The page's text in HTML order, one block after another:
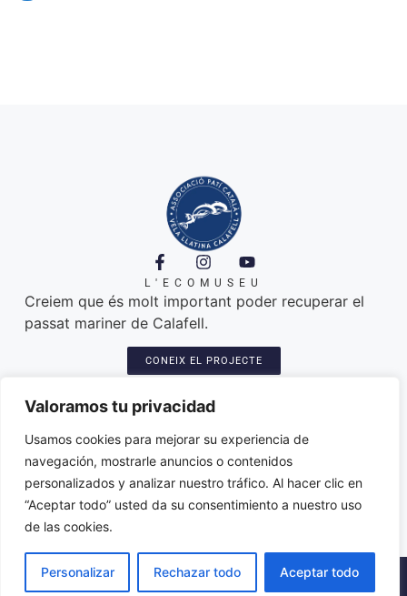
Valoramos tu privacidad
Usamos cookies para mejorar su experiencia de
navegación, mostrarle anuncios o contenidos
personalizados y analizar nuestro tráfico. Al hacer clic en
“Aceptar todo” usted da su consentimiento a nuestro uso
de las cookies.
Personalizar Rechazar todo Aceptar todo
L'ECOMUSEU
Creiem que és molt important poder recuperar el
passat mariner de Calafell.
CONEIX EL PROJECTE
Platja de Calafell. 43820
Seu: Carretera del Sanatori, 3
Amarres de les llatines: plaça del port
Varador dels patins: trajo de l'Espineta
associacio@paticatalacalafell.cat
2026 © ·Política de Privacitat·Avis Legal·Declaració